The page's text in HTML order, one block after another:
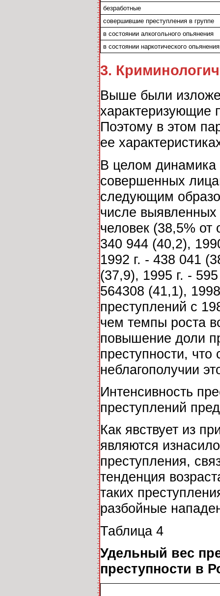
безработные
совершившие преступления в группе
в состоянии алкогольного опьянения
в состоянии наркотического опьянения
3.
Выше были
характеризующие
Поэтому в этом
ее
В целом динамика
совершенных
следующим
числе выявленных
человек (38,5% от
340 944 (40,2),
1992 г. - 438 041
(37,9), 1995 г. -
564308 (41,1),
преступлений с
чем темпы роста
повышение доли
преступности, что
неблагополучии
Интенсивность
преступлений
Как явствует из
являются
преступления,
тенденция
таких
разбойные
Таблица 4
Удельный вес
преступности в